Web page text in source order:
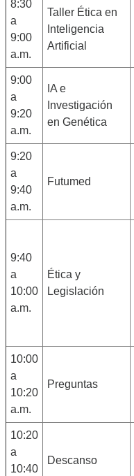
8:30
a
9:00
a.m.
Taller Ética en
Inteligencia
Artificial
9:00
a
9:20
a.m.
IA e
Investigación
en Genética
9:20
a
9:40
a.m.
Futumed
9:40
a
10:00
a.m.
Ética y
Legislación
10:00
a
10:20
a.m.
Preguntas
10:20
a
10:40
Descanso